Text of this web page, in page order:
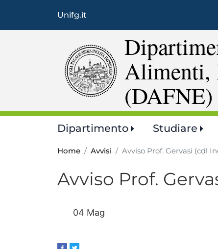
Unifg.it
Alimenti,
(DAFNE)
Main
navigation
Dipartimento Studiare
Home Avvisi Avviso Prof. Gervasi (cdl
Avviso Prof.
04 Mag